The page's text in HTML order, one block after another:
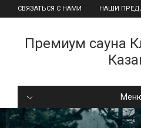
СВЯЗАТЬСЯ С НАМИ НАШИ
Премиум сауна